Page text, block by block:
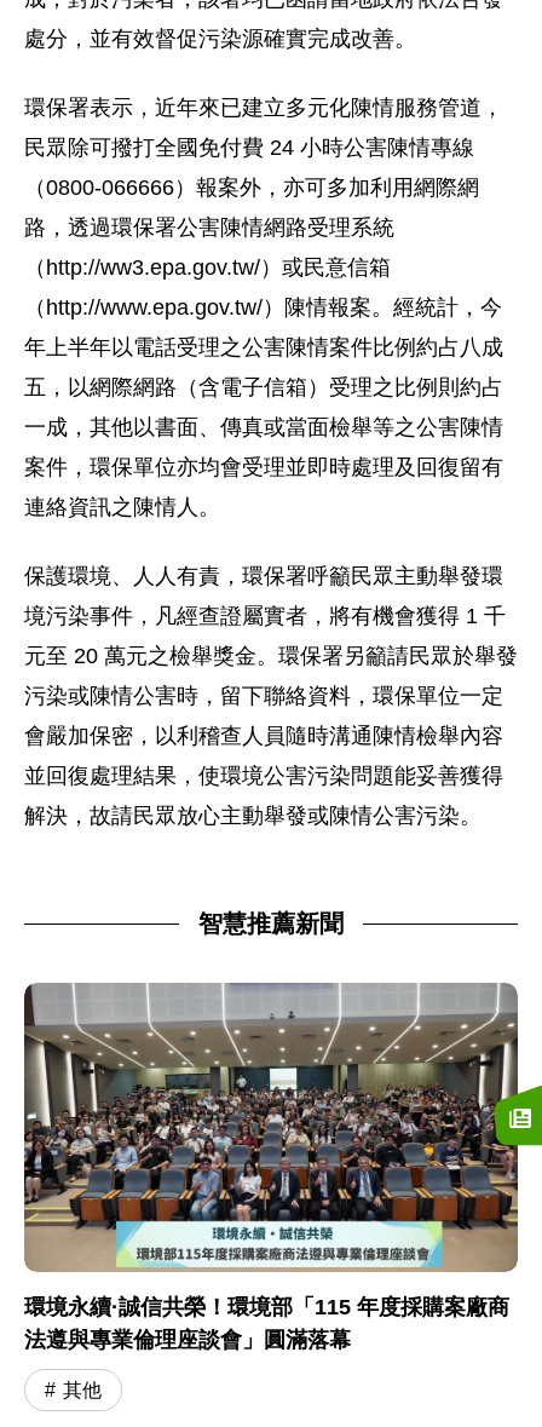
處分，並有效督促污染源確實完成改善。
環保署表示，近年來已建立多元化陳情服務管道，
民眾除可撥打全國免付費 24 小時公害陳情專線
（0800-066666）報案外，亦可多加利用網際網
路，透過環保署公害陳情網路受理系統
（http://ww3.epa.gov.tw/）或民意信箱
（http://www.epa.gov.tw/）陳情報案。經統計，今
年上半年以電話受理之公害陳情案件比例約占八成
五，以網際網路（含電子信箱）受理之比例則約占
一成，其他以書面、傳真或當面檢舉等之公害陳情
案件，環保單位亦均會受理並即時處理及回復留有
連絡資訊之陳情人。
保護環境、人人有責，環保署呼籲民眾主動舉發環
境污染事件，凡經查證屬實者，將有機會獲得 1 千
元至 20 萬元之檢舉獎金。環保署另籲請民眾於舉發
污染或陳情公害時，留下聯絡資料，環保單位一定
會嚴加保密，以利稽查人員隨時溝通陳情檢舉內容
並回復處理結果，使環境公害污染問題能妥善獲得
解決，故請民眾放心主動舉發或陳情公害污染。
智慧推薦新聞
環境永續·誠信共榮！環境部「115 年度採購案廠商
法遵與專業倫理座談會」圓滿落幕
其他